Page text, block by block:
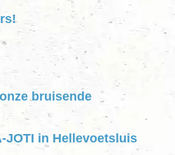
bruisende
JOTI in Hellevoetsluis